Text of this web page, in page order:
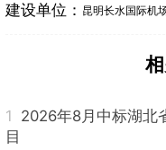
建设单位： 昆明长水国际机
1 2026年8月中标湖北
目